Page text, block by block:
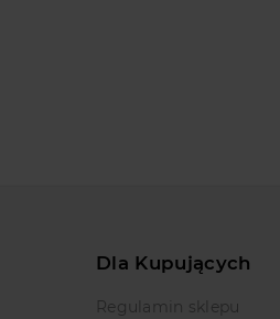
Dla Kupujących
Regulamin sklepu